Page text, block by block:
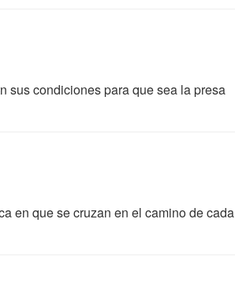
sus condiciones para que sea la presa
en que se cruzan en el camino de cada